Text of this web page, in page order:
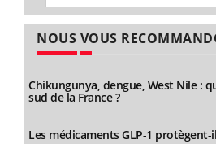
NOUS VOUS
Chikungunya, dengue, West Nile :
sud de la France ?
Les médicaments GLP-1 protègent-